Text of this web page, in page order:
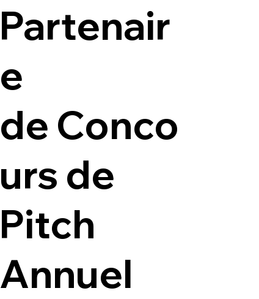
Partenair
e
de Conco
urs de
Pitch
Annuel